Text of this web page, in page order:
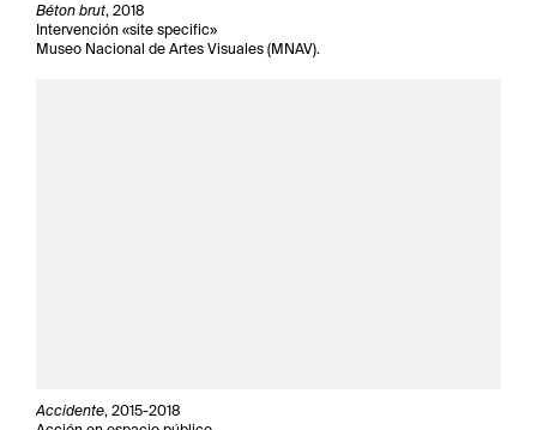
Béton brut, 2018
Intervención «site specific»
Museo Nacional de Artes Visuales (MNAV).
Accidente, 2015-2018